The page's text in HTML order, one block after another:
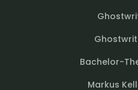
Bachelor-
Markus